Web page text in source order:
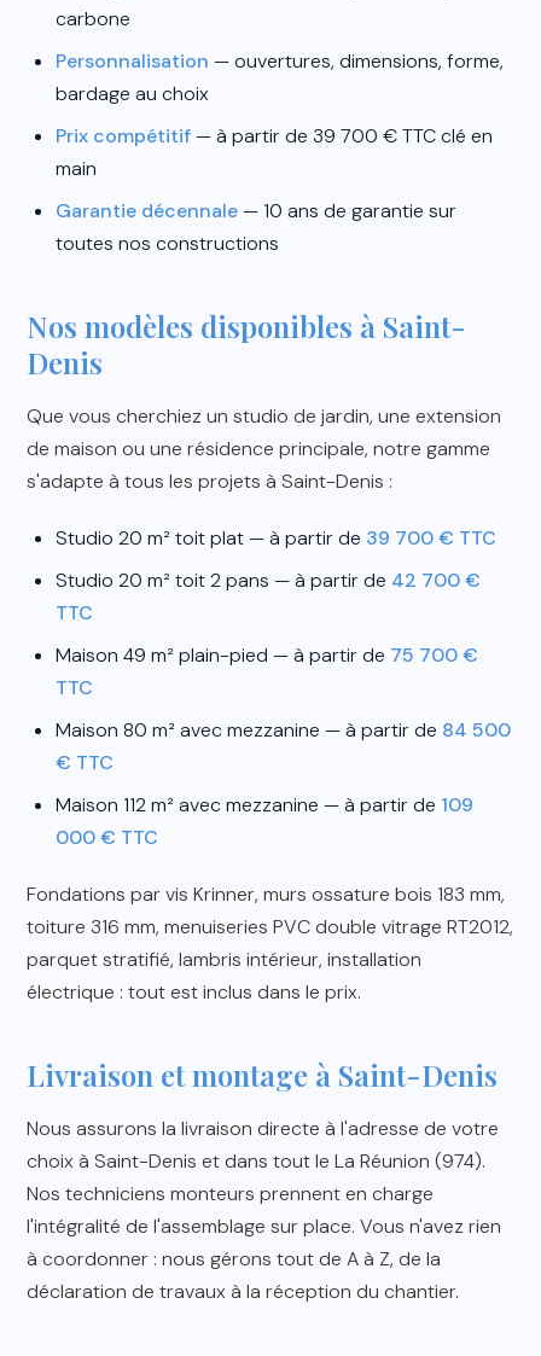
carbone
Personnalisation — ouvertures, dimensions, forme,
bardage au choix
Prix compétitif— à partir de 39 700 € TTC clé en
main
Garantie décennale— 10 ans de garantie sur
toutes nos constructions
Nos modèles disponibles à Saint-
Denis
Que vous cherchiez un studio de jardin, une extension
de maison ou une résidence principale, notre gamme
s'adapte à tous les projets à Saint-Denis :
Studio 20 m² toit plat — à partir de 39 700 € TTC
Studio 20 m² toit 2 pans — à partir de 42 700 €
TTC
Maison 49 m² plain-pied — à partir de 75 700 €
TTC
Maison 80 m² avec mezzanine — à partir de 84 500
€ TTC
Maison 112 m² avec mezzanine — à partir de 109
000 € TTC
Fondations par vis Krinner, murs ossature bois 183 mm,
toiture 316 mm, menuiseries PVC double vitrage RT2012,
parquet stratifié, lambris intérieur, installation
électrique : tout est inclus dans le prix.
Livraison et montage à Saint-Denis
Nous assurons la livraison directe à l'adresse de votre
choix à Saint-Denis et dans tout le La Réunion (974).
Nos techniciens monteurs prennent en charge
l'intégralité de l'assemblage sur place. Vous n'avez rien
à coordonner : nous gérons tout de A à Z, de la
déclaration de travaux à la réception du chantier.